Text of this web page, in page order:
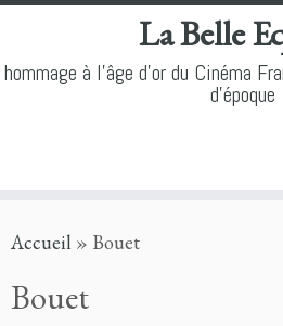
to
La Belle
hommage à l'âge d'or du Cinéma
d'époque
Accueil » Bouet
Bouet